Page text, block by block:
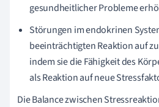
gesundheitlicher Probleme
Störungen im endokrinen
beeinträchtigten Reaktion auf
indem sie die Fähigkeit des
als Reaktion auf neue
Die Balance zwischen